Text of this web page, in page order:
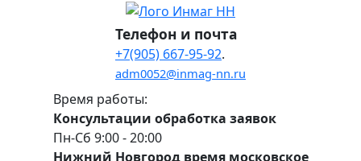
Телефон и почта
+7(905) 667-95-92.
adm0052@inmag-nn.ru
Время работы:
Консультации обработка заявок
Пн-Сб 9:00 - 20:00
Нижний Новгород время московское